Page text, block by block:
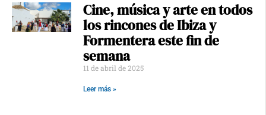
Cine, música y arte en todos
los rincones de Ibiza y
Formentera este fin de
semana
11 de abril de 2025
Leer más »